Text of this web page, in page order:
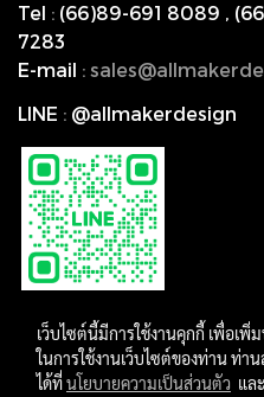
Tel : (66)89-691 8089 ,
7283
E-mail : s
LINE : @allmakerdesign
เว็บไซต์นี้มีการใช้งานคุกกี้ เพื่อเ
ในการใช้งานเว็บไซต์ของท่าน ท่า
ได้ที่นโยบายความเป็นส่วนตัว และ